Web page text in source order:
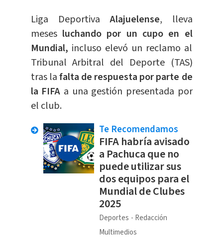
Liga DeportivaAlajuelense, lleva
meses luchando por un cupo en el
Mundial, incluso elevó un reclamo al
Tribunal Arbitral del Deporte (TAS)
tras lafalta de respuesta por parte de
la FIFA a una gestión presentada por
el club.
Te Recomendamos
FIFA habría avisado
a Pachuca que no
puede utilizar sus
dos equipos para el
Mundial de Clubes
2025
Deportes
Redacción
Multimedios